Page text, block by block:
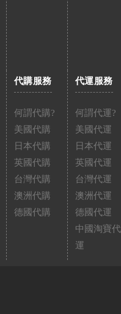
代購服務
何謂代購?
美國代購
日本代購
英國代購
台灣代購
澳洲代購
德國代購
代運服務
何謂代運?
美國代運
日本代運
英國代運
台灣代運
澳洲代運
德國代運
中國淘寶代
運